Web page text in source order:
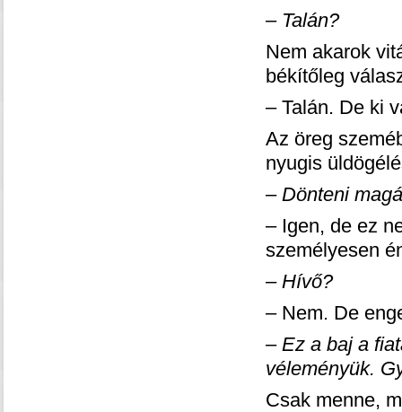
– Talán?
Nem akarok
békítőleg
– Talán. De ki
Az öreg
nyugis
– Dönteni
– Igen, de ez
személyesen
– Hívő?
– Nem. De
– Ez a baj a
véleményük.
Csak menne,